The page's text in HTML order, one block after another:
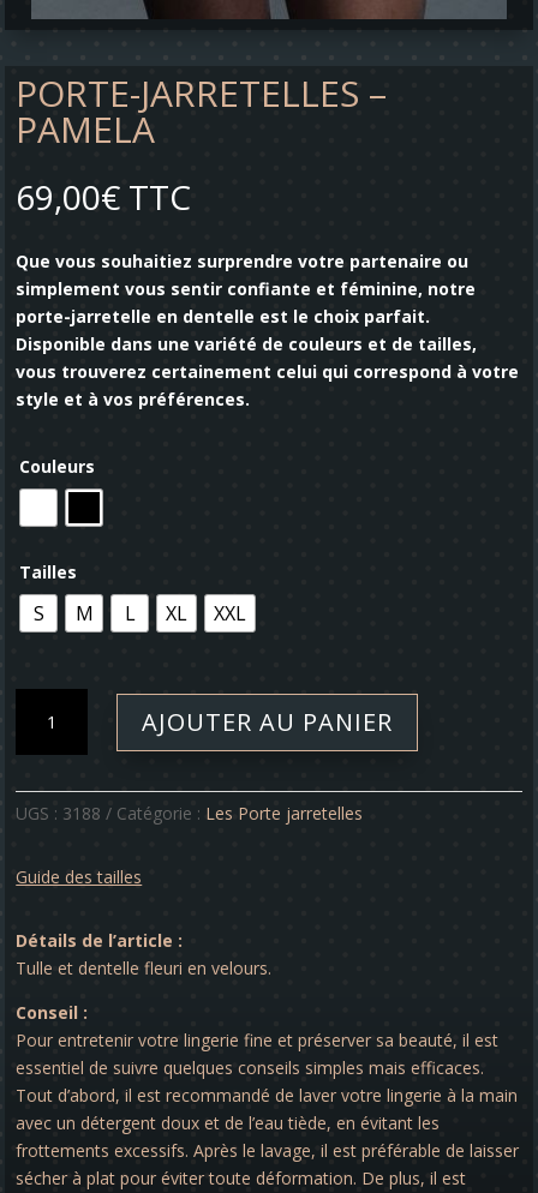
PORTE-JARRETELLES –
PAMELA
69,00€ TTC
Que vous souhaitiez surprendre votre partenaire ou
simplement vous sentir confiante et féminine, notre
porte-jarretelle en dentelle est le choix parfait.
Disponible dans une variété de couleurs et de tailles,
vous trouverez certainement celui qui correspond à votre
style et à vos préférences.
Couleurs
Tailles
S M L XL XXL
Porte-
-
AJOUTER AU PANIER
UGS : 3188 Catégorie : Les Porte jarretelles
Guide des tailles
Détails de l’article :
Tulle et dentelle fleuri en velours.
Conseil :
Pour entretenir votre lingerie fine et préserver sa beauté, il est
essentiel de suivre quelques conseils simples mais efficaces.
Tout d’abord, il est recommandé de laver votre lingerie à la main
avec un détergent doux et de l’eau tiède, en évitant les
frottements excessifs. Après le lavage, il est préférable de laisser
sécher à plat pour éviter toute déformation. De plus, il est